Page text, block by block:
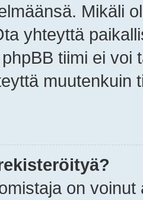
Mikäli
yhteyttä
tiimi ei
muutenkuin
on